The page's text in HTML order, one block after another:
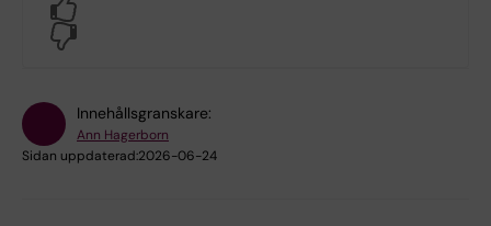
Innehållsgranskare:
Ann Hagerborn
Sidan uppdaterad:2026-06-24